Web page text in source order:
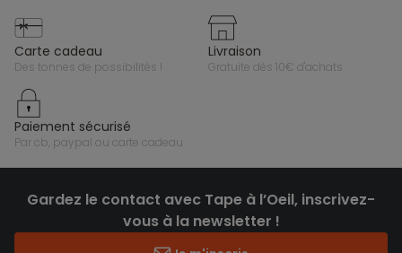
carte cadeau
des tonnes de possibilités !
livraison
gratuite dès 10€ d'achats
paiement sécurisé
par cb, paypal ou carte cadeau
Gardez le contact avec Tape à l’Oeil, inscrivez-
vous à la newsletter !